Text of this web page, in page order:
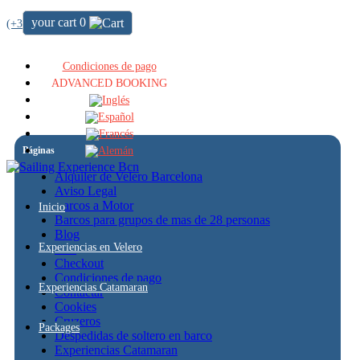
Condiciones de pago
ADVANCED BOOKING
your cart 0
(+34) 722 64 51 72
Inicio
Experiencias en Velero
Experiencias Catamaran
Packages
Páginas
Alquiler de Velero Barcelona
Aviso Legal
Barcos a Motor
Barcos para grupos de mas de 28 personas
Blog
Cart
Checkout
Condiciones de pago
Contactar
Cookies
Cruzeros
Despedidas de soltero en barco
Experiencias Catamaran